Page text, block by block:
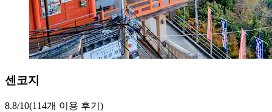
센코지
8.8/10(114개 이용 후기)